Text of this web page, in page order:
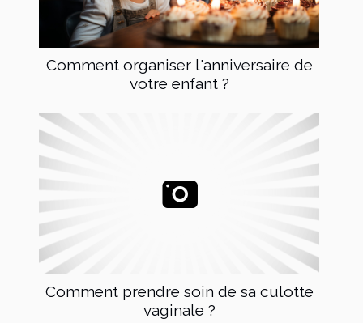
Comment organiser l'anniversaire de
votre enfant ?
Comment prendre soin de sa culotte
vaginale ?